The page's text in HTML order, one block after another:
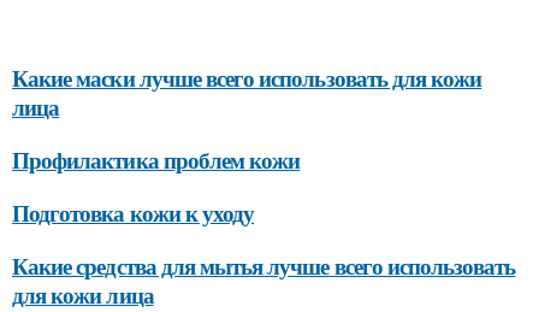
Какие маски лучше всего использовать для кожи
лица
Профилактика проблем кожи
Подготовка кожи к уходу
Какие средства для мытья лучше всего использовать
для кожи лица